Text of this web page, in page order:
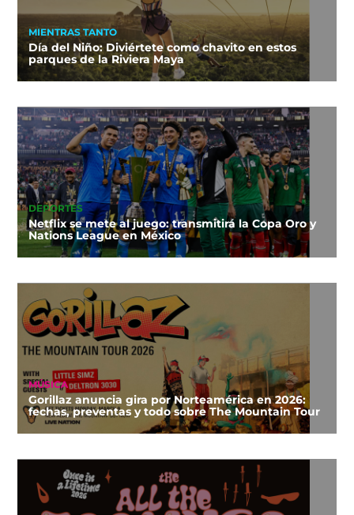
MIENTRAS TANTO
Día del Niño: Diviértete como chavito en estos
parques de la Riviera Maya
DEPORTES
Netflix se mete al juego: transmitirá la Copa Oro y
Nations League en México
MÚSICA
Gorillaz anuncia gira por Norteamérica en 2026:
fechas, preventas y todo sobre The Mountain Tour